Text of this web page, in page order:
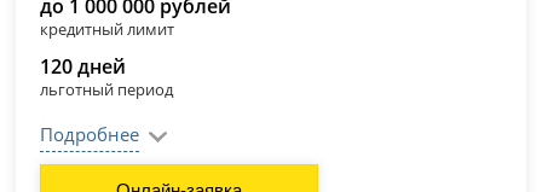
до 1 000 000 рублей
кредитный лимит
120 дней
льготный период
Подробнее